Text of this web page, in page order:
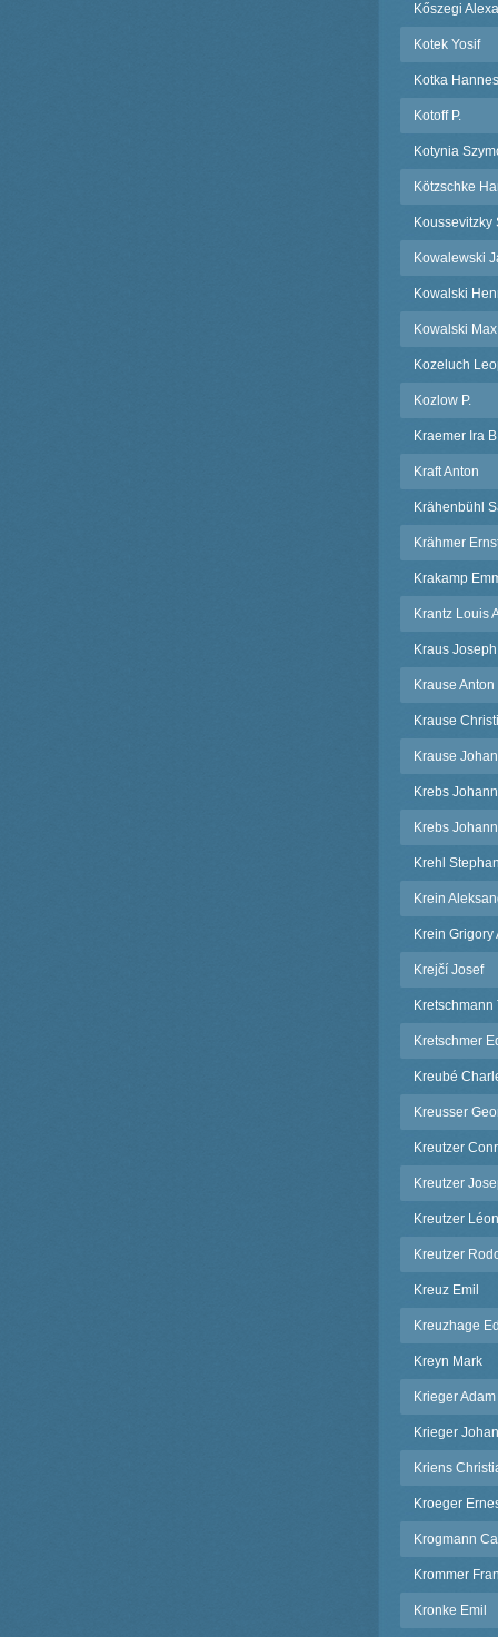
Kőszegi
Kotek Yosif
Kotka Hannes
Kotoff P.
Kotynia
Kötzschke
Koussevitzky
Kowalewski
Kowalski
Kowalski Max
Kozeluch
Kozlow P.
Kraemer Ira
Kraft Anton
Krähenbühl
Krähmer
Krakamp
Krantz Louis
Kraus
Krause Anton
Krause
Krause
Krebs
Krebs
Krehl
Krein
Krein Grigory
Krejčí Josef
Kretschmer
Kreubé
Kreusser
Kreutzer
Kreutzer
Kreutzer Léon
Kreutzer
Kreuz Emil
Kreuzhage
Kreyn Mark
Krieger Adam
Krieger
Kriens
Kroeger
Krogmann
Krommer
Kronke Emil